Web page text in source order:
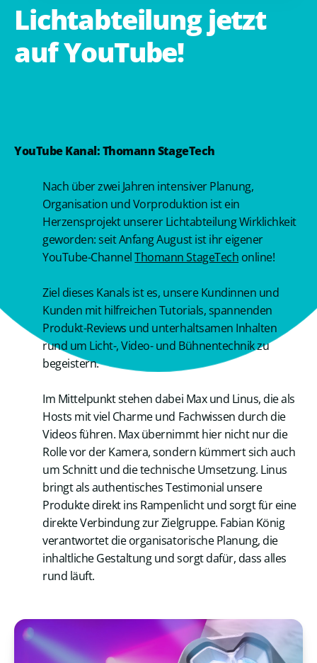
Lichtabteilung jetzt
aufYouTube!
YouTube Kanal: Thomann StageTech
Nach über zwei Jahren intensiver Planung,
Organisation und Vorproduktion ist ein
Herzensprojekt unserer Lichtabteilung Wirklichkeit
geworden: seit Anfang August ist ihr eigener
YouTube-ChannelThomann StageTech online!
Ziel dieses Kanals ist es, unsere Kundinnen und
Kunden mit hilfreichen Tutorials, spannenden
Produkt-Reviews und unterhaltsamen Inhalten
rund um Licht-, Video- und Bühnentechnik zu
begeistern.
Im Mittelpunkt stehen dabei Max und Linus, die als
Hosts mit viel Charme und Fachwissen durch die
Videos führen. Max übernimmt hier nicht nur die
Rolle vor der Kamera, sondern kümmert sich auch
um Schnitt und die technische Umsetzung. Linus
bringt als authentisches Testimonial unsere
Produkte direkt ins Rampenlicht und sorgt für eine
direkte Verbindung zur Zielgruppe. Fabian König
verantwortet die organisatorische Planung, die
inhaltliche Gestaltung und sorgt dafür, dass alles
rund läuft.